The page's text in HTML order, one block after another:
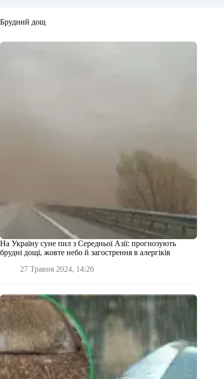
Брудний дощ
На Україну суне пил з Середньої Азії: прогнозують
брудні дощі, жовте небо й загострення в алергіків
27 Травня 2024, 14:26